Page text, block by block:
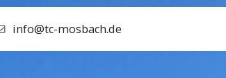
info@tc-mosbach.de